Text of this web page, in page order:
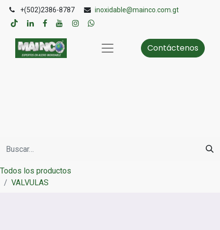
+(502)2386-8787 inoxidable@mainco.com.gt
Contáctenos
Todos los productos
VALVULAS